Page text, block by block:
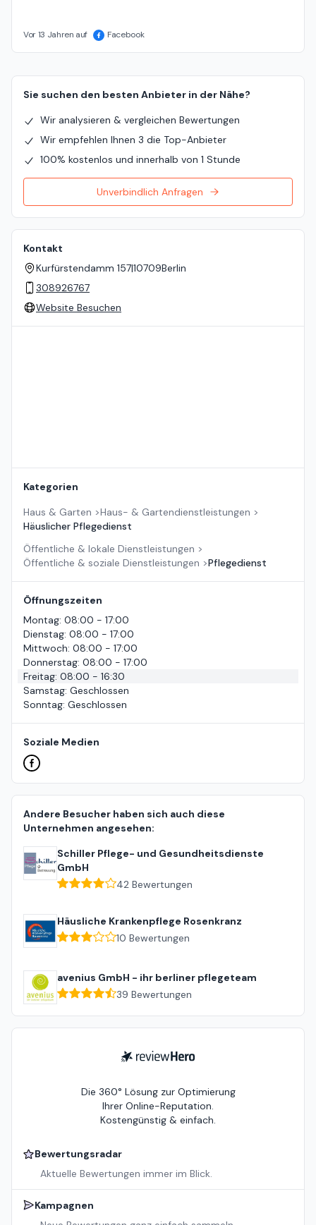
Vor 13 Jahren auf Facebook
Sie suchen den besten Anbieter in der Nähe?
Wir analysieren & vergleichen Bewertungen
Wir empfehlen Ihnen 3 die Top-Anbieter
100% kostenlos und innerhalb von 1 Stunde
Unverbindlich Anfragen
Kontakt
Kurfürstendamm 157|10709Berlin
308926767
Website Besuchen
Kategorien
Haus & Garten >Haus- & Gartendienstleistungen >
Häuslicher Pflegedienst
Öffentliche & lokale Dienstleistungen >
Öffentliche & soziale Dienstleistungen >Pflegedienst
Öffnungszeiten
Montag: 08:00 - 17:00
Dienstag: 08:00 - 17:00
Mittwoch: 08:00 - 17:00
Donnerstag: 08:00 - 17:00
Freitag: 08:00 - 16:30
Samstag: Geschlossen
Sonntag: Geschlossen
Soziale Medien
Andere Besucher haben sich auch diese
Unternehmen angesehen:
Schiller Pflege- und Gesundheitsdienste
GmbH
42 Bewertungen
Häusliche Krankenpflege Rosenkranz
10 Bewertungen
avenius GmbH - ihr berliner pflegeteam
39 Bewertungen
ReviewHero
Die 360° Lösung zur Optimierung
Ihrer Online-Reputation.
Kostengünstig & einfach.
Bewertungsradar
Aktuelle Bewertungen immer im Blick.
Kampagnen